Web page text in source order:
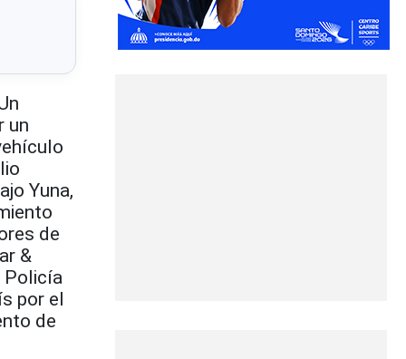
un
Yuna,
de
&
Policía
por el
de